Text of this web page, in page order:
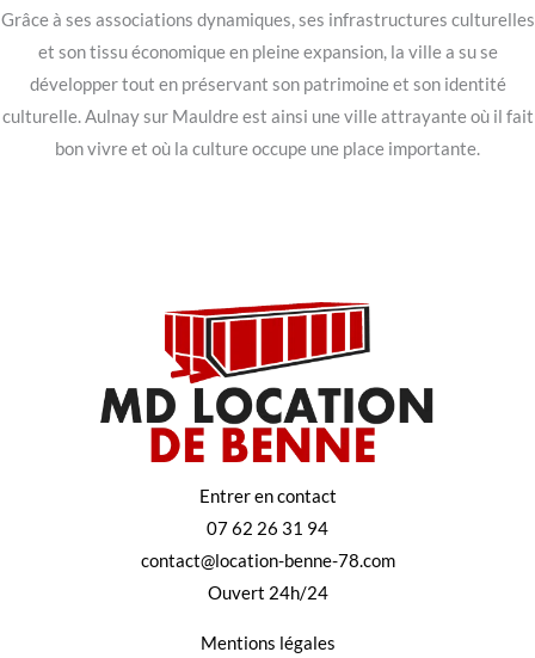
Grâce à ses associations dynamiques, ses infrastructures culturelles
et son tissu économique en pleine expansion, la ville a su se
développer tout en préservant son patrimoine et son identité
culturelle. Aulnay sur Mauldre est ainsi une ville attrayante où il fait
bon vivre et où la culture occupe une place importante.
Entrer en contact
07 62 26 31 94
contact@location-benne-78.com
Ouvert 24h/24
Mentions légales